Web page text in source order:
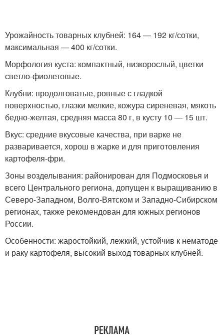
Урожайность товарных клубней: 164 — 192 кг/сотки,
максимальная — 400 кг/сотки.
Морфология куста: компактный, низкорослый, цветки
светло-фиолетовые.
Клубни: продолговатые, ровные с гладкой
поверхностью, глазки мелкие, кожура сиреневая, мякоть
бедно-желтая, средняя масса 80 г, в кусту 10 — 15 шт.
Вкус: средние вкусовые качества, при варке не
разваривается, хорош в жарке и для приготовления
картофеля-фри.
Зоны возделывания: районирован для Подмосковья и
всего Центрального региона, допущен к выращиванию в
Северо-Западном, Волго-Вятском и Западно-Сибирском
регионах, также рекомендован для южных регионов
России.
Особенности: жаростойкий, лежкий, устойчив к нематоде
и раку картофеля, высокий выход товарных клубней.